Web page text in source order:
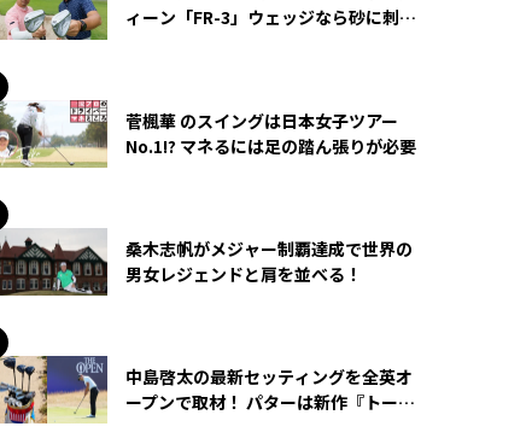
ィーン「FR-3」ウェッジなら砂に刺さ
菅楓華 のスイングは日本女子ツアー
No.1!? マネるには足の踏ん張りが必要
桑木志帆がメジャー制覇達成で世界の
男女レジェンドと肩を並べる！
中島啓太の最新セッティングを全英オ
ープンで取材！ パターは新作『トーチ